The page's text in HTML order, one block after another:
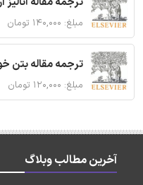
مبلغ: ۱۴۰,۰۰۰ تومان
ترجمه مقاله بتن
مبلغ: ۱۲۰,۰۰۰ تومان
آخرین مطالب وبلاگ